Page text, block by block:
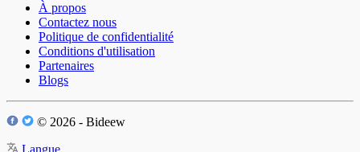
À propos
Contactez nous
Politique de confidentialité
Conditions d'utilisation
Partenaires
Blogs
© 2026 - Bideew